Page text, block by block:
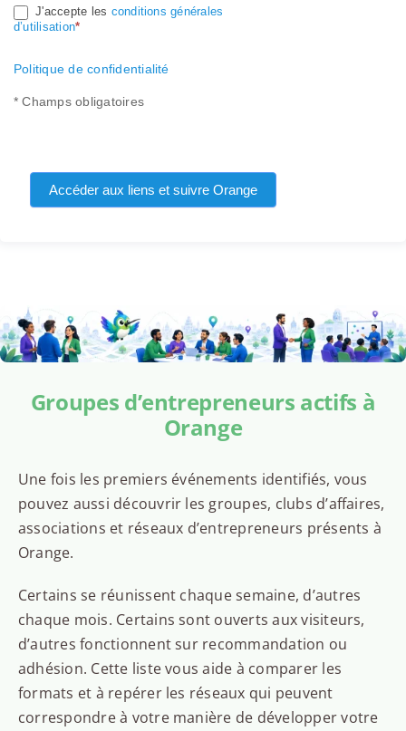
J'accepte les conditions générales
d’utilisation*
Politique de confidentialité
* Champs obligatoires
Accéder aux liens et suivre Orange
Groupes d’entrepreneurs actifs à
Orange
Une fois les premiers événements identifiés, vous
pouvez aussi découvrir les groupes, clubs d’affaires,
associations et réseaux d’entrepreneurs présents à
Orange.
Certains se réunissent chaque semaine, d’autres
chaque mois. Certains sont ouverts aux visiteurs,
d’autres fonctionnent sur recommandation ou
adhésion. Cette liste vous aide à comparer les
formats et à repérer les réseaux qui peuvent
correspondre à votre manière de développer votre